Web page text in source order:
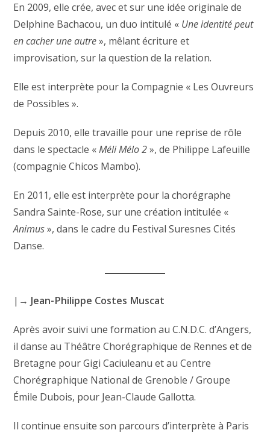
En 2009, elle crée, avec et sur une idée originale de
Delphine Bachacou, un duo intitulé « Une identité peut
en cacher une autre», mêlant écriture et
improvisation, sur la question de la relation.
Elle est interprète pour la Compagnie « Les Ouvreurs
de Possibles ».
Depuis 2010, elle travaille pour une reprise de rôle
dans le spectacle «Méli Mélo 2», de Philippe Lafeuille
(compagnie Chicos Mambo).
En 2011, elle est interprète pour la chorégraphe
Sandra Sainte-Rose, sur une création intitulée «
Animus», dans le cadre du Festival Suresnes Cités
Danse.
|→ Jean-Philippe Costes Muscat
Après avoir suivi une formation au C.N.D.C. d’Angers,
il danse au Théâtre Chorégraphique de Rennes et de
Bretagne pour Gigi Caciuleanu et au Centre
Chorégraphique National de Grenoble / Groupe
Émile Dubois, pour Jean-Claude Gallotta.
Il continue ensuite son parcours d’interprète à Paris